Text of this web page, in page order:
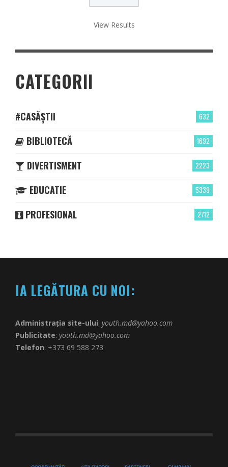
View Results
CATEGORII
632
#CASĂȘTII
1692
BIBLIOTECĂ
2223
DIVERTISMENT
5339
EDUCATIE
2712
PROFESIONAL
IA LEGĂTURA CU NOI:
Administrația site-ului: youth.md@yahoo.com
Publicitate: youth.md@yahoo.com
Telefon: +373 69 588 273